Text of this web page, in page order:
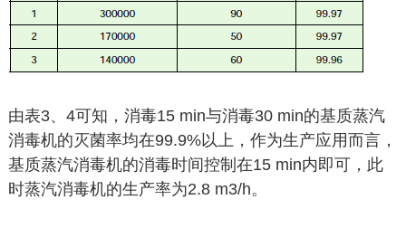
由表3、4可知，消毒15 min与消毒30 min的基质蒸汽
消毒机的灭菌率均在99.9%以上，作为生产应用而言，
基质蒸汽消毒机的消毒时间控制在15 min内即可，此
时蒸汽消毒机的生产率为2.8 m3/h。